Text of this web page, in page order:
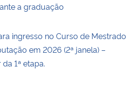
a graduação
ingresso no Curso de Mestrado
em 2026 (2ª janela) –
1ª etapa.